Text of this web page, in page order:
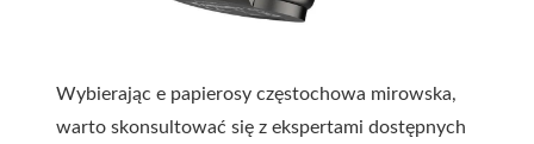
Wybierając e papierosy częstochowa mirowska,
warto skonsultować się z ekspertami dostępnych